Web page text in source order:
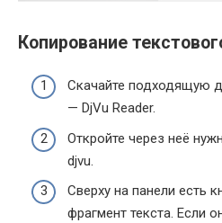
Копирование
Скачайте подходящую
— DjVu Reader.
Откройте через неё
djvu.
Сверху на панели есть
фрагмент текста. Если